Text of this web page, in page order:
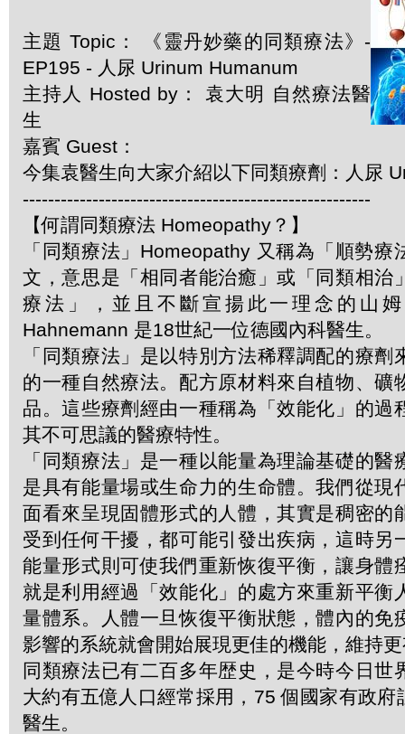
主題 Topic： 《靈丹妙藥的同類療法》-
EP195 - 人尿 Urinum Humanum
主持人 Hosted by： 袁大明 自然療法醫
生
嘉賓 Guest：
今集袁醫生向大家介紹以下同類療劑：人尿
-------------------------------------------------------
【何謂同類療法 Homeopathy？】
「同類療法」Homeopathy 又稱為「順勢療
文，意思是「相同者能治癒」或「同類相治
療法」，並且不斷宣揚此一理念的山
Hahnemann 是18世紀一位德國內科醫生。
「同類療法」是以特別方法稀釋調配的療劑
的一種自然療法。配方原材料來自植物、礦
品。這些療劑經由一種稱為「效能化」的過
其不可思議的醫療特性。
「同類療法」是一種以能量為理論基礎的醫
是具有能量場或生命力的生命體。我們從現
面看來呈現固體形式的人體，其實是稠密的
受到任何干擾，都可能引發出疾病，這時另
能量形式則可使我們重新恢復平衡，讓身體
就是利用經過「效能化」的處方來重新平衡
量體系。人體一旦恢復平衡狀態，體內的免
影響的系統就會開始展現更佳的機能，維持
同類療法已有二百多年歴史，是今時今日世
大約有五億人口經常採用，75 個國家有政府
醫生。